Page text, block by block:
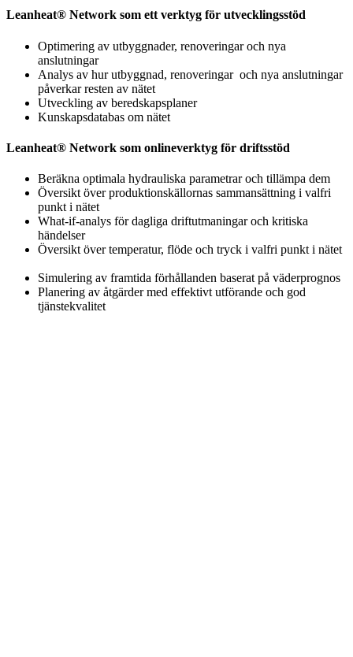
Leanheat® Network som ett verktyg för utvecklingsstöd
Optimering av utbyggnader, renoveringar och nya
anslutningar
Analys av hur utbyggnad, renoveringar och nya anslutningar
påverkar resten av nätet
Utveckling av beredskapsplaner
Kunskapsdatabas om nätet
Leanheat® Network som onlineverktyg för driftsstöd
Beräkna optimala hydrauliska parametrar och tillämpa dem
Översikt över produktionskällornas sammansättning i valfri
punkt i nätet
What-if-analys för dagliga driftutmaningar och kritiska
händelser
Översikt över temperatur, flöde och tryck i valfri punkt i nätet
Simulering av framtida förhållanden baserat på väderprognos
Planering av åtgärder med effektivt utförande och god
tjänstekvalitet